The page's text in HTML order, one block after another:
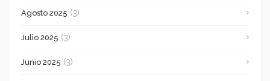
Agosto 2025 (3)
Julio 2025 (3)
Junio 2025 (3)